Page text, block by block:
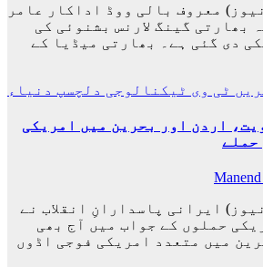
معروف بالی ووڈ اداکار عامر
بھارتی گینگ لارنس بشنوئی کی
دی گئی ہے۔ بھارتی میڈیا کے
ٹی وی ٹیکنالوجی دلچسپ دنیاء
اردن اور بحرین میں امریکی
حملے
ایرانی پاسدارانِ انقلاب نے
حملوں کے جواب میں آج بھی
میں متعدد امریکی فوجی اڈوں